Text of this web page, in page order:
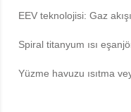
EEV teknolojisi: Gaz
Spiral titanyum ısı
Yüzme havuzu ısıtma